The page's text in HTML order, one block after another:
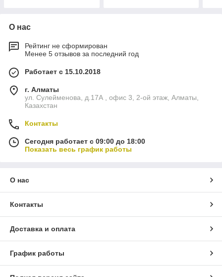
О нас
Рейтинг не сформирован
Менее 5 отзывов за последний год
Работает с 15.10.2018
г. Алматы
ул. Сулейменова, д.17А , офис 3, 2-ой этаж, Алматы,
Казахстан
Контакты
Сегодня работает с 09:00 до 18:00
Показать весь график работы
О нас
Контакты
Доставка и оплата
График работы